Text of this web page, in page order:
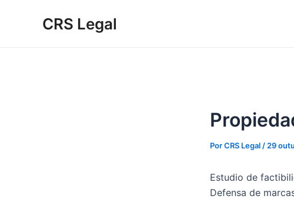
CRS Legal
PorCRS Legal / 29
Estudio de
Defensa de